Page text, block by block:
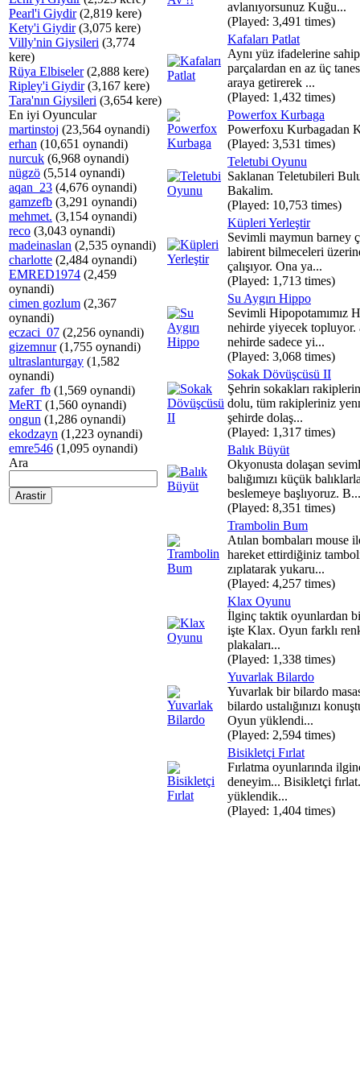
Pearl'i Giydir(2,819 kere)
Kety'i Giydir(3,075 kere)
Villy'nin Giysileri (3,774
kere)
Rüya Elbiseler(2,888 kere)
Ripley'i Giydir(3,167 kere)
Tara'nın Giysileri (3,654 kere)
En iyi Oyuncular
martinstoj (23,564 oynandi)
erhan (10,651 oynandi)
nurcuk (6,968 oynandi)
nügzö (5,514 oynandi)
aqan_23 (4,676 oynandi)
gamzefb (3,291 oynandi)
mehmet. (3,154 oynandi)
reco (3,043 oynandi)
madeinaslan (2,535 oynandi)
charlotte (2,484 oynandi)
EMRED1974 (2,459
oynandi)
cimen gozlum (2,367
oynandi)
eczaci_07 (2,256 oynandi)
gizemnur(1,755 oynandi)
ultraslanturgay (1,582
oynandi)
zafer_fb (1,569 oynandi)
MeRT (1,560 oynandi)
ongun (1,286 oynandi)
ekodzayn (1,223 oynandi)
emre546 (1,095 oynandi)
Ara
avlanıyorsunuz Kuğu...
(Played: 3,491 times)
Kafaları Patlat
Aynı yüz ifadelerine sahip
parçalardan en az üç
araya getirerek ...
(Played: 1,432 times)
Powerfox Kurbaga
Powerfoxu Kurbagadan
(Played: 3,531 times)
Teletubi Oyunu
Saklanan Teletubileri
Bakalim.
(Played: 10,753 times)
Küpleri Yerleştir
Sevimli maymun barney
labirent bilmeceleri
çalışıyor. Ona ya...
(Played: 1,713 times)
Su Aygırı Hippo
Sevimli Hipopotamımız
nehirde yiyecek topluyor.
nehirde sadece yi...
(Played: 3,068 times)
Sokak Dövüşcüsü II
Şehrin sokakları
dolu, tüm rakipleriniz
şehirde dolaş...
(Played: 1,317 times)
Balık Büyüt
Okyonusta dolaşan
balığımızı küçük
beslemeye başlıyoruz. B...
(Played: 8,351 times)
Trambolin Bum
Atılan bombaları mouse
hareket ettirdiğiniz
zıplatarak yukaru...
(Played: 4,257 times)
Klax Oyunu
İlginç taktik oyunlardan
işte Klax. Oyun farklı
plakaları...
(Played: 1,338 times)
Yuvarlak Bilardo
Yuvarlak bir bilardo
bilardo ustalığınızı
Oyun yüklendi...
(Played: 2,594 times)
Bisikletçi Fırlat
Fırlatma oyunlarında
deneyim... Bisikletçi
yüklendik...
(Played: 1,404 times)